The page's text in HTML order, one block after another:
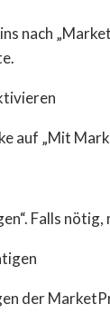
nach
auf „Mit
Falls
der